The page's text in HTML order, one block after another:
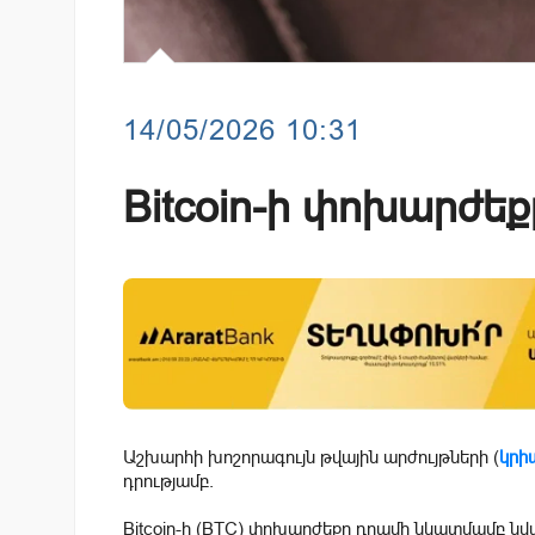
14/05/2026 10:31
Bitcoin-ի
Աշխարհի խոշորագույն թվային արժույթների (
դրությամբ.
Bitcoin-ի (BTC) փոխարժեքը դրամի նկատմամբ